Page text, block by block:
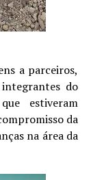
a parceiros,
do
estiveram
da
na área da